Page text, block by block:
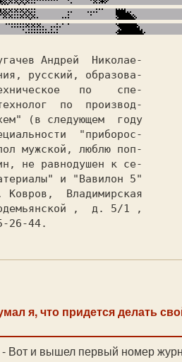
Андрей  Николае-
русский,
образова-
по  производ-
(в следующем  году
"приборос-
мужской,
люблю поп-
не равнодушен к се-
и "Вавилон 5"
,  д. 5/1 ,
я, что придется делать
- Вот и вышел первый номер